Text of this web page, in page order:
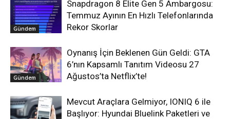
Gündem
Snapdragon 8 Elite Gen 5 Ambargosu:
Temmuz Ayının En Hızlı Telefonlarında
Rekor Skorlar
Gündem
Oynanış İçin Beklenen Gün Geldi: GTA
6’nın Kapsamlı Tanıtım Videosu 27
Ağustos’ta Netflix’te!
Mevcut Araçlara Gelmiyor, IONIQ 6 ile
Başlıyor: Hyundai Bluelink Paketleri ve